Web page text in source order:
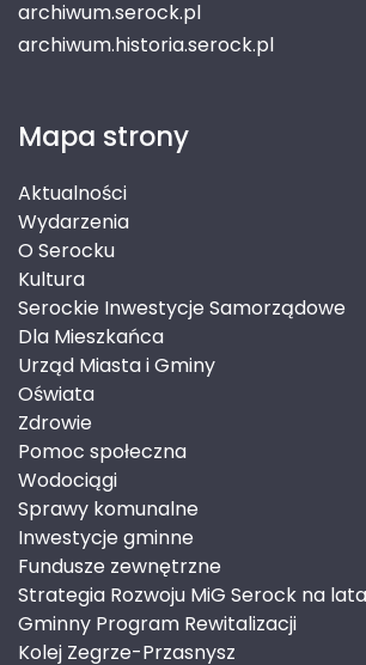
archiwum.serock.pl
archiwum.historia.serock.pl
Mapa strony
Aktualności
Wydarzenia
O Serocku
Kultura
Serockie Inwestycje Samorządowe
Dla Mieszkańca
Urząd Miasta i Gminy
Oświata
Zdrowie
Pomoc społeczna
Wodociągi
Sprawy komunalne
Inwestycje gminne
Fundusze zewnętrzne
Strategia Rozwoju MiG Serock na
Gminny Program Rewitalizacji
Kolej Zegrze-Przasnysz